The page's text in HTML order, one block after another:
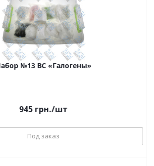
№13 ВС «Галогены»
945 грн./шт
Под заказ